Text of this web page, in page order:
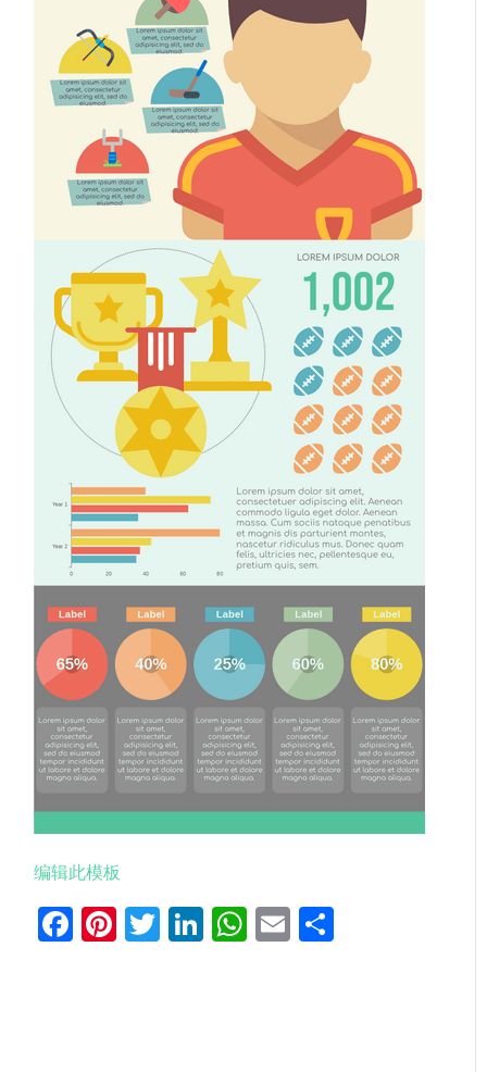
编辑此模板
Facebook
Pinterest
Twitter
LinkedIn
WhatsApp
Email